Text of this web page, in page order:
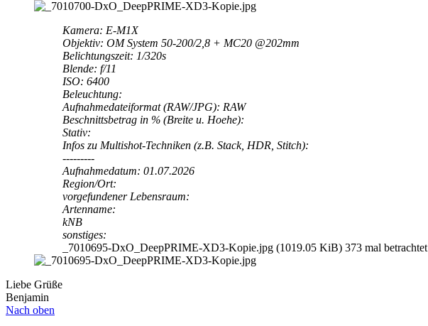
Kamera: E-M1X
Objektiv: OM System 50-200/2,8 + MC20 @202mm
Belichtungszeit: 1/320s
Blende: f/11
ISO: 6400
Beleuchtung:
Aufnahmedateiformat (RAW/JPG): RAW
Beschnittsbetrag in % (Breite u. Hoehe):
Stativ:
Infos zu Multishot-Techniken (z.B. Stack, HDR, Stitch):
---------
Aufnahmedatum: 01.07.2026
Region/Ort:
vorgefundener Lebensraum:
Artenname:
kNB
sonstiges:
_7010695-DxO_DeepPRIME-XD3-Kopie.jpg (1019.05 KiB) 373 mal betrachtet
Liebe Grüße
Benjamin
Nach oben